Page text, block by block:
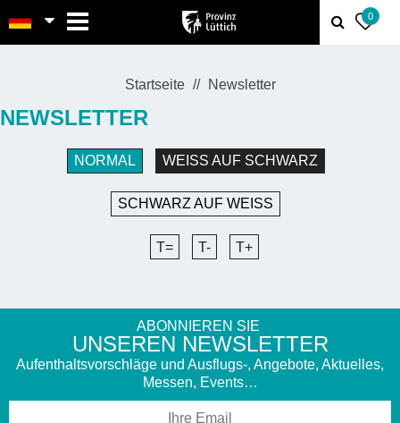
0
Startseite Newsletter
NEWSLETTER
NORMAL WEISS AUF SCHWARZ
SCHWARZ AUF WEISS
T= T- T+
ABONNIEREN SIE
UNSEREN NEWSLETTER
Aufenthaltsvorschläge und Ausflugs-, Angebote, Aktuelles,
Messen, Events…